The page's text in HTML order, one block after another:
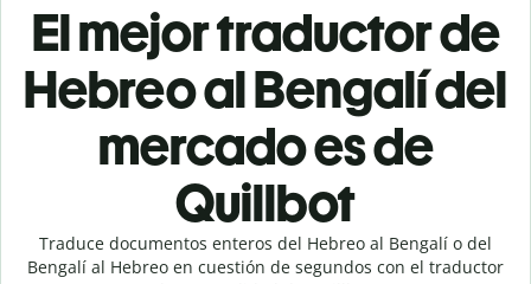
El mejor traductor de
Hebreo al Bengalí del
mercado es de
Quillbot
Traduce documentos enteros del Hebreo al Bengalí o del
Bengalí al Hebreo en cuestión de segundos con el traductor